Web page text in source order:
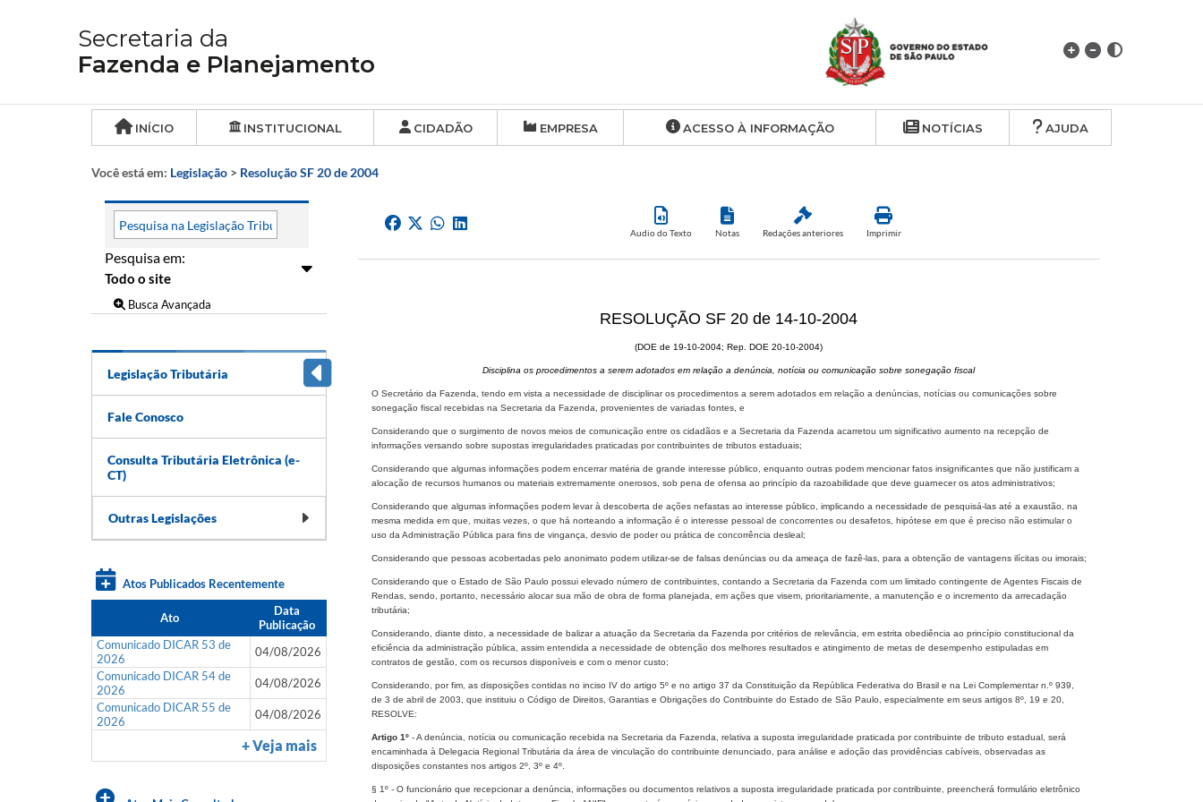
Secretaria da
Fazenda e Planejamento
INÍCIO INSTITUCIONAL CIDADÃO EMPRESA ACESSO À INFORMAÇÃO NOTÍCIAS AJUDA
Você está em: Legislação > Resolução SF 20 de 2004
Pesquisa em:
Busca Avançada
Legislação Tributária
Fale Conosco
Consulta Tributária Eletrônica (e-
CT)
Outras Legislações
Atos Publicados Recentemente
Ato
Data
Publicação
Comunicado DICAR 53 de
2026
04/08/2026
Comunicado DICAR 54 de
2026
04/08/2026
Comunicado DICAR 55 de
2026
04/08/2026
+ Veja mais
Audio do Texto Notas Redações anteriores Imprimir
RESOLUÇÃO SF 20 de 14-10-2004
(DOE de 19-10-2004; Rep. DOE 20-10-2004)
Disciplina os procedimentos a serem adotados em relação a denúncia, notícia ou comunicação sobre sonegação fiscal
O Secretário da Fazenda, tendo em vista a necessidade de disciplinar os procedimentos a serem adotados em relação a denúncias, notícias ou comunicações sobre
sonegação fiscal recebidas na Secretaria da Fazenda, provenientes de variadas fontes, e
Considerando que o surgimento de novos meios de comunicação entre os cidadãos e a Secretaria da Fazenda acarretou um significativo aumento na recepção de
informações versando sobre supostas irregularidades praticadas por contribuintes de tributos estaduais;
Considerando que algumas informações podem encerrar matéria de grande interesse público, enquanto outras podem mencionar fatos insignificantes que não justificam a
alocação de recursos humanos ou materiais extremamente onerosos, sob pena de ofensa ao princípio da razoabilidade que deve guarnecer os atos administrativos;
Considerando que algumas informações podem levar à descoberta de ações nefastas ao interesse público, implicando a necessidade de pesquisá-las até a exaustão, na
mesma medida em que, muitas vezes, o que há norteando a informação é o interesse pessoal de concorrentes ou desafetos, hipótese em que é preciso não estimular o
uso da Administração Pública para fins de vingança, desvio de poder ou prática de concorrência desleal;
Considerando que pessoas acobertadas pelo anonimato podem utilizar-se de falsas denúncias ou da ameaça de fazê-las, para a obtenção de vantagens ilícitas ou imorais;
Considerando que o Estado de São Paulo possui elevado número de contribuintes, contando a Secretaria da Fazenda com um limitado contingente de Agentes Fiscais de
Rendas, sendo, portanto, necessário alocar sua mão de obra de forma planejada, em ações que visem, prioritariamente, a manutenção e o incremento da arrecadação
tributária;
Considerando, diante disto, a necessidade de balizar a atuação da Secretaria da Fazenda por critérios de relevância, em estrita obediência ao princípio constitucional da
eficiência da administração pública, assim entendida a necessidade de obtenção dos melhores resultados e atingimento de metas de desempenho estipuladas em
contratos de gestão, com os recursos disponíveis e com o menor custo;
Considerando, por fim, as disposições contidas no inciso IV do artigo 5º e no artigo 37 da Constituição da República Federativa do Brasil e na Lei Complementar n.º 939,
de 3 de abril de 2003, que instituiu o Código de Direitos, Garantias e Obrigações do Contribuinte do Estado de São Paulo, especialmente em seus artigos 8º, 19 e 20,
RESOLVE:
Artigo 1º- A denúncia, notícia ou comunicação recebida na Secretaria da Fazenda, relativa a suposta irregularidade praticada por contribuinte de tributo estadual, será
encaminhada à Delegacia Regional Tributária da área de vinculação do contribuinte denunciado, para análise e adoção das providências cabíveis, observadas as
disposições constantes nos artigos 2º, 3º e 4º.
§ 1º - O funcionário que recepcionar a denúncia, informações ou documentos relativos a suposta irregularidade praticada por contribuinte, preencherá formulário eletrônico